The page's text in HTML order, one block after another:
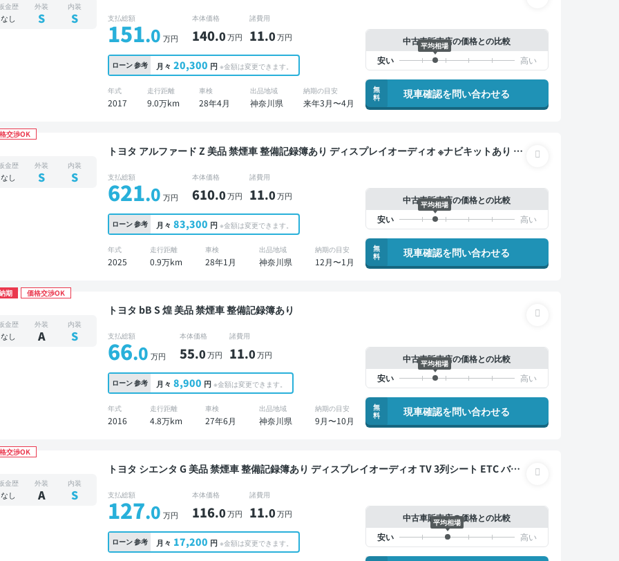
ドア 7人乗り
金歴
なし
外装
S
内装
S 支払総額
151.0 万円
本体価格
140.0万円
諸費用
11.0万円
ローン参考 月々 20,300 円 ※金額は変更できます。
年式
2017
走行距離
9.0万km
車検
28年4月
出品地域
神奈川県
納期の目安
来年3月〜4月
中古車販売店の価格との比較
平均相場
無
料
現車確認を問い合わせる
交渉OK
トヨタ アルファード Z 美品 禁煙車 整備記録簿あり ディスプレイオーディオ ※ナビキットあり TV
クモニター 全方位カメラ ドライブレコーダー 衝突軽減 両側電動スライドドア 7人乗り
金歴
なし
外装
S
内装
S 支払総額
621.0 万円
本体価格
610.0万円
諸費用
11.0万円
ローン参考 月々 83,300 円 ※金額は変更できます。
年式
2025
走行距離
0.9万km
車検
28年1月
出品地域
神奈川県
納期の目安
12月〜1月
中古車販売店の価格との比較
平均相場
無
料
現車確認を問い合わせる
期 価格交渉OK
トヨタ bB S 煌 美品 禁煙車 整備記録簿あり
金歴
なし
外装
A
内装
S 支払総額
66.0 万円
本体価格
55.0万円
諸費用
11.0万円
ローン参考 月々 8,900 円 ※金額は変更できます。
年式
2016
走行距離
4.8万km
車検
27年6月
出品地域
神奈川県
納期の目安
9月〜10月
中古車販売店の価格との比較
平均相場
無
料
現車確認を問い合わせる
交渉OK
トヨタ シエンタ G 美品 禁煙車 整備記録簿あり ディスプレイオーディオ TV 3列シート ETC バッ
金歴
なし
外装
A
内装
S 支払総額
127.0 万円
本体価格
116.0万円
諸費用
11.0万円
ローン参考 月々 17,200 円 ※金額は変更できます。
中古車販売店の価格との比較
平均相場